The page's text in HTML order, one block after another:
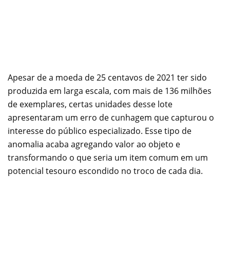
Apesar de a moeda de 25 centavos de 2021 ter sido
produzida em larga escala, com mais de 136 milhões
de exemplares, certas unidades desse lote
apresentaram um erro de cunhagem que capturou o
interesse do público especializado. Esse tipo de
anomalia acaba agregando valor ao objeto e
transformando o que seria um item comum em um
potencial tesouro escondido no troco de cada dia.